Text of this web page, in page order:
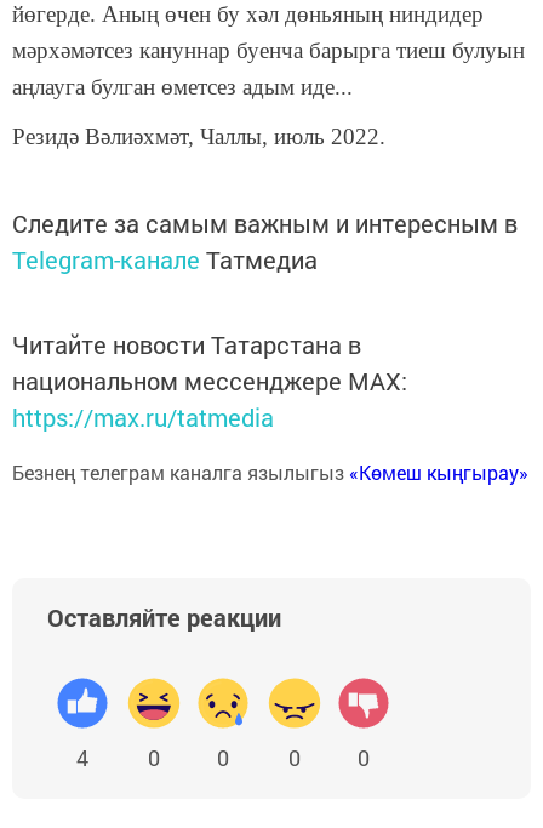
йөгерде. Аның өчен бу хәл дөньяның ниндидер
мәрхәмәтсез кануннар буенча барырга тиеш булуын
аңлауга булган өметсез адым иде...
Резидә Вәлиәхмәт, Чаллы, июль 2022.
Следите за самым важным и интересным в
Telegram-канале Татмедиа
Читайте новости Татарстана в
национальном мессенджере MАХ:
https://max.ru/tatmedia
Безнең телеграм каналга язылыгыз «Көмеш кыңгырау»
Оставляйте реакции
4 0 0 0 0